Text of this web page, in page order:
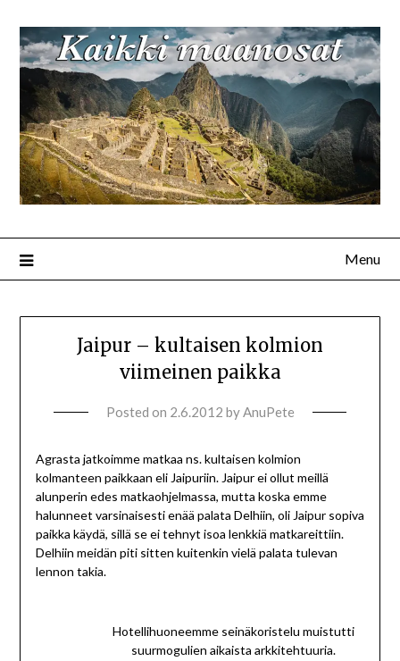
Menu
Jaipur – kultaisen kolmion
viimeinen paikka
Posted on 2.6.2012 byAnuPete
Agrasta jatkoimme matkaa ns. kultaisen kolmion
kolmanteen paikkaan eli Jaipuriin. Jaipur ei ollut meillä
alunperin edes matkaohjelmassa, mutta koska emme
halunneet varsinaisesti enää palata Delhiin, oli Jaipur sopiva
paikka käydä, sillä se ei tehnyt isoa lenkkiä matkareittiin.
Delhiin meidän piti sitten kuitenkin vielä palata tulevan
lennon takia.
Hotellihuoneemme seinäkoristelu muistutti
suurmogulien aikaista arkkitehtuuria.